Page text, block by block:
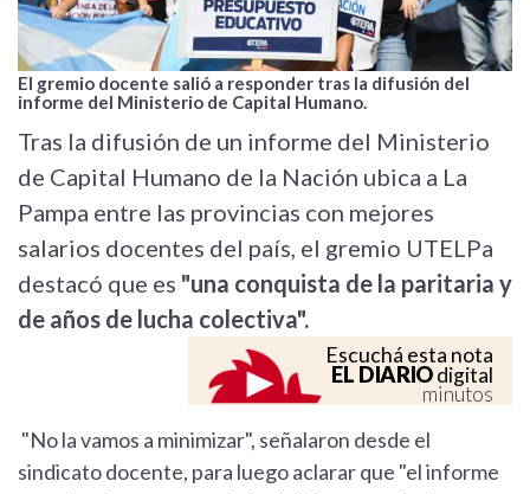
El gremio docente salió a responder tras la difusión del
informe del Ministerio de Capital Humano.
Tras la difusión de un informe del Ministerio
de Capital Humano de la Nación ubica a La
Pampa entre las provincias con mejores
salarios docentes del país, el gremio UTELPa
destacó que es "una conquista de la paritaria y
de años de lucha colectiva".
Escuchá esta nota
EL DIARIOdigital
minutos
"No la vamos a minimizar", señalaron desde el
sindicato docente, para luego aclarar que "el informe